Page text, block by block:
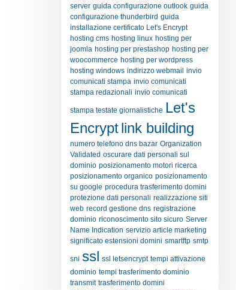
server guida configurazione outlook guida
configurazione thunderbird guida
installazione certificato Let's Encrypt
hosting cms hosting linux hosting per
joomla hosting per prestashop hosting per
woocommerce hosting per wordpress
hosting windows indirizzo webmail invio
comunicati stampa invio comunicati
stampa redazionali invio comunicati
stampa testate giornalistiche Let's
Encryptlink building
numero telefono dns bazar Organization
Validated oscurare dati personali sul
dominio posizionamento motori ricerca
posizionamento organico posizionamento
su google procedura trasferimento domini
protezione dati personali realizzazione siti
web record gestione dns registrazione
dominio riconoscimento sito sicuro Server
Name Indication servizio article marketing
significato estensioni domini smartftp smtp
sni ssl ssl letsencrypt tempi attivazione
dominio tempi trasferimento dominio
transmit trasferimento domini